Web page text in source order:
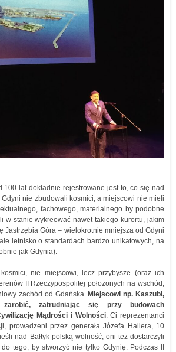
100 lat dokładnie rejestrowane jest to, co się nad
nie zbudowali kosmici, a miejscowi nie mieli
fachowego, materialnego by podobne
w stanie wykreować nawet takiego kurortu, jakim
Jastrzębia Góra – wielokrotnie mniejsza od Gdyni
letnisko o standardach bardzo unikatowych, na
jak Gdynia).
nie miejscowi, lecz przybysze (oraz ich
II Rzeczypospolitej położonych na wschód,
zachód od Gdańska.Miejscowi np. Kaszubi,
zatrudniając się przy budowach
Mądrości i Wolności. Ci reprezentanci
prowadzeni przez generała Józefa Hallera, 10
nad Bałtyk polską wolność; oni też dostarczyli
tego, by stworzyć nie tylko Gdynię. Podczas II